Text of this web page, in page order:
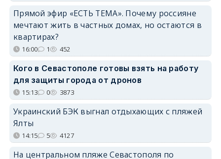
Прямой эфир «ЕСТЬ ТЕМА». Почему россияне
мечтают жить в частных домах, но остаются в
квартирах?
16:00 1 452
Кого в Севастополе готовы взять на работу
для защиты города от дронов
15:13 0 3873
Украинский БЭК выгнал отдыхающих с пляжей
Ялты
14:15 5 4127
На центральном пляже Севастополя по